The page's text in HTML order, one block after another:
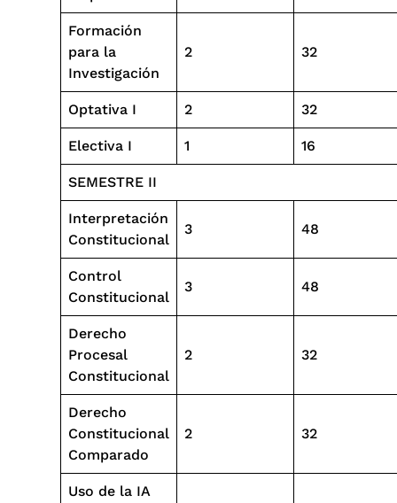
Formación
para la
Investigación
2 32
Optativa I 2 32
Electiva I 1 16
SEMESTRE II
Interpretación
Constitucional
3 48
Control
Constitucional
3 48
Derecho
Procesal
Constitucional
2 32
Derecho
Constitucional
Comparado
2 32
Uso de la IA